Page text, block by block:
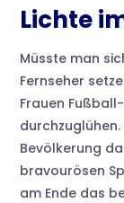
Lichte
Müsste man
Fernseher
Frauen
Bevölkerung
bravourösen
am Ende das